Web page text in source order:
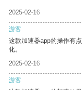
2025-02-16
游客
这款加速器app的操作有
化。
2025-02-16
游客